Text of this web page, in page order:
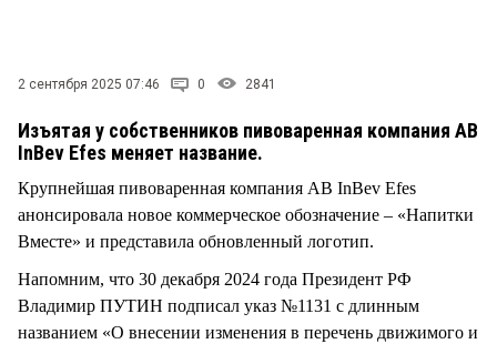
2 сентября 2025 07:46 0 2841
Изъятая у собственников пивоваренная компания AB
InBev Efes меняет название.
Крупнейшая пивоваренная компания AB InBev Efes
анонсировала новое коммерческое обозначение – «Напитки
Вместе» и представила обновленный логотип.
Напомним, что 30 декабря 2024 года Президент РФ
Владимир ПУТИН подписал указ №1131 с длинным
названием «О внесении изменения в перечень движимого и